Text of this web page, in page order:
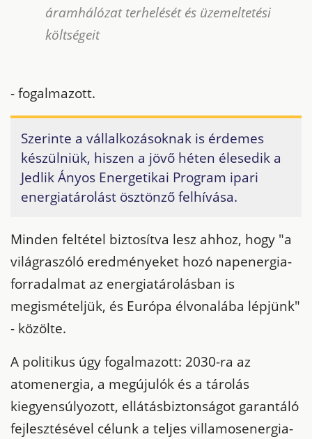
áramhálózat terhelését és üzemeltetési
költségeit
- fogalmazott.
Szerinte a vállalkozásoknak is érdemes
készülniük, hiszen a jövő héten élesedik a
Jedlik Ányos Energetikai Program ipari
energiatárolást ösztönző felhívása.
Minden feltétel biztosítva lesz ahhoz, hogy "a
világraszóló eredményeket hozó napenergia-
forradalmat az energiatárolásban is
megismételjük, és Európa élvonalába lépjünk"
- közölte.
A politikus úgy fogalmazott: 2030-ra az
atomenergia, a megújulók és a tárolás
kiegyensúlyozott, ellátásbiztonságot garantáló
fejlesztésével célunk a teljes villamosenergia-